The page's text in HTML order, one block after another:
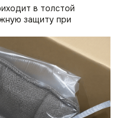
в толстой
защиту при